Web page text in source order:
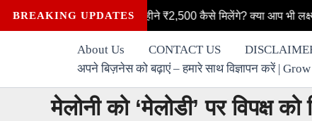
Skip
to
BREAKING UPDATES
को हर महीने ₹2,500 कैसे मिलेंगे? क्या आप भी लक्ष्मी योजना की
About Us CONTACT US
अपने बिज़नेस को बढ़ाएं – हमारे साथ विज्ञापन करें |
मेलोनी को ‘मेलोडी’ पर विपक्ष